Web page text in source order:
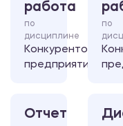
работа
по
дисциплине
предприятий
по
Отчет